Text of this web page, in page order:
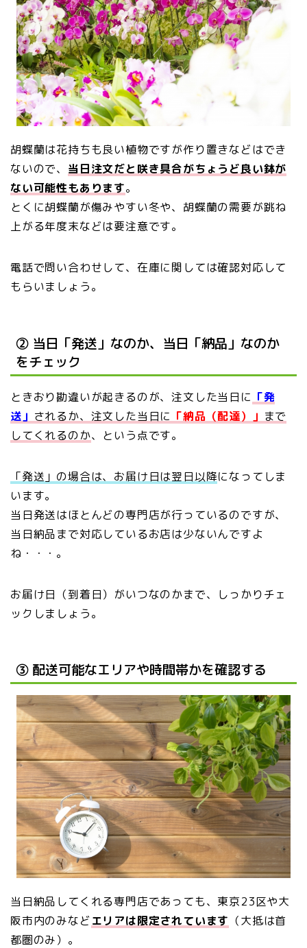
胡蝶蘭は花持ちも良い植物ですが作り置きなどはでき
ないので、 当日注文だと咲き具合がちょうど良い鉢が
ない可能性もあります。
とくに胡蝶蘭が傷みやすい冬や、胡蝶蘭の需要が跳ね
上がる年度末などは要注意です。
電話で問い合わせして、在庫に関しては確認対応して
もらいましょう。
② 当日「発送」なのか、当日「納品」なのか
をチェック
ときおり勘違いが起きるのが、注文した当日に 「発
送」 されるか、注文した当日に 「納品（配達）」 まで
してくれるのか、という点です。
「発送」の場合は、お届け日は翌日以降になってしま
います。
当日発送はほとんどの専門店が行っているのですが、
当日納品まで対応しているお店は少ないんですよ
ね・・・。
お届け日（到着日）がいつなのかまで、しっかりチェ
ックしましょう。
③ 配送可能なエリアや時間帯かを確認する
当日納品してくれる専門店であっても、東京23区や大
阪市内のみなど エリアは限定されています （大抵は首
都圏のみ）。